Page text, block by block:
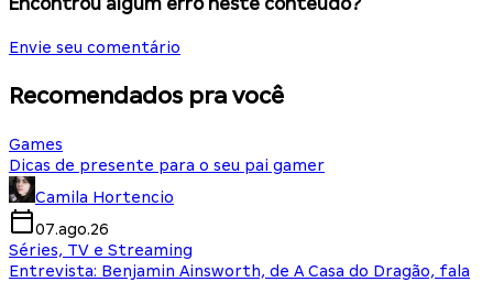
Encontrou algum erro neste conteúdo?
Envie seu comentário
Recomendados pra você
Games
Dicas de presente para o seu pai gamer
Camila Hortencio
07.ago.26
Séries, TV e Streaming
Entrevista: Benjamin Ainsworth, de A Casa do Dragão, fala